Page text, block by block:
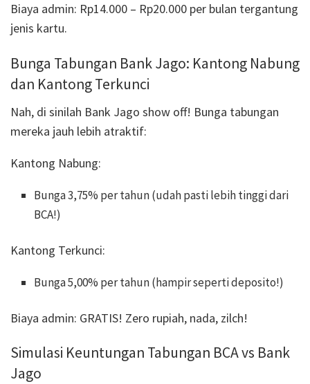
Biaya admin: Rp14.000 – Rp20.000 per bulan tergantung
jenis kartu.
Bunga Tabungan Bank Jago: Kantong Nabung
dan Kantong Terkunci
Nah, di sinilah Bank Jago show off! Bunga tabungan
mereka jauh lebih atraktif:
Kantong Nabung:
Bunga 3,75% per tahun (udah pasti lebih tinggi dari
BCA!)
Kantong Terkunci:
Bunga 5,00% per tahun (hampir seperti deposito!)
Biaya admin: GRATIS! Zero rupiah, nada, zilch!
Simulasi Keuntungan Tabungan BCA vs Bank
Jago